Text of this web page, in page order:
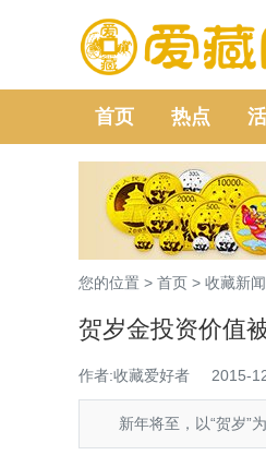
首页 热点
您的位置 > 首页 > 收藏新闻
贺岁金投资价值
作者:收藏爱好者 2015-
新年将至，以“贺岁”为